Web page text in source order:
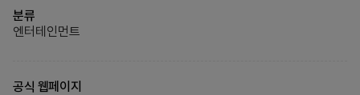
분류
엔터테인먼트
공식 웹페이지